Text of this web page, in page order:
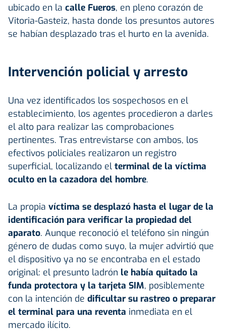
ubicado en la calle Fueros, en pleno corazón de
Vitoria-Gasteiz, hasta donde los presuntos autores
se habían desplazado tras el hurto en la avenida.
Intervención policial y arresto
Una vez identificados los sospechosos en el
establecimiento, los agentes procedieron a darles
el alto para realizar las comprobaciones
pertinentes. Tras entrevistarse con ambos, los
efectivos policiales realizaron un registro
superficial, localizando el terminal de la víctima
oculto en la cazadora del hombre.
La propia víctima se desplazó hasta el lugar de la
identificación para verificar la propiedad del
aparato. Aunque reconoció el teléfono sin ningún
género de dudas como suyo, la mujer advirtió que
el dispositivo ya no se encontraba en el estado
original: el presunto ladrón le había quitado la
funda protectora y la tarjeta SIM, posiblemente
con la intención de dificultar su rastreo o preparar
el terminal para una reventa inmediata en el
mercado ilícito.